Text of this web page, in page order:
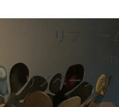
リノベーション